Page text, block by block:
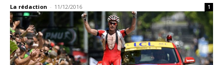
La rédaction - 11/12/2016 1